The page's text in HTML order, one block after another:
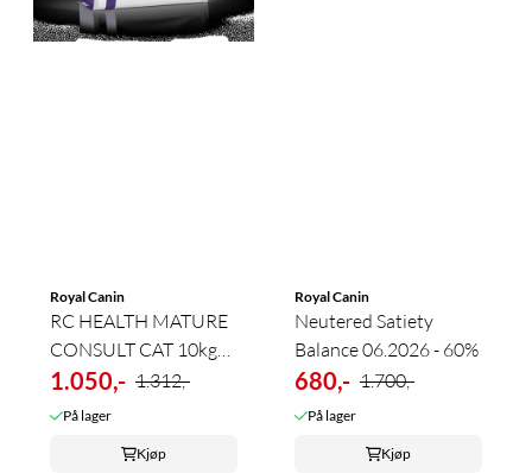
Royal Canin
RC HEALTH MATURE
CONSULT CAT 10kg
(utgående ...
1.050,- 1.312,-
På lager
Kjøp
Royal Canin
Neutered Satiety
Balance 06.2026 - 60%
680,- 1.700,-
På lager
Kjøp